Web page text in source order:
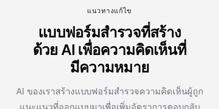
แนวทางแก้ไข
แบบฟอร์มสำรวจที่สร้าง
ด้วย AI เพื่อความคิดเห็นที่
มีความหมาย
AI ของเราสร้างแบบฟอร์มสำรวจความคิดเห็นผู้ถูก
แนะแนวที่ออกแบบมาเพื่อเพิ่มอัตราการตอบกลับ